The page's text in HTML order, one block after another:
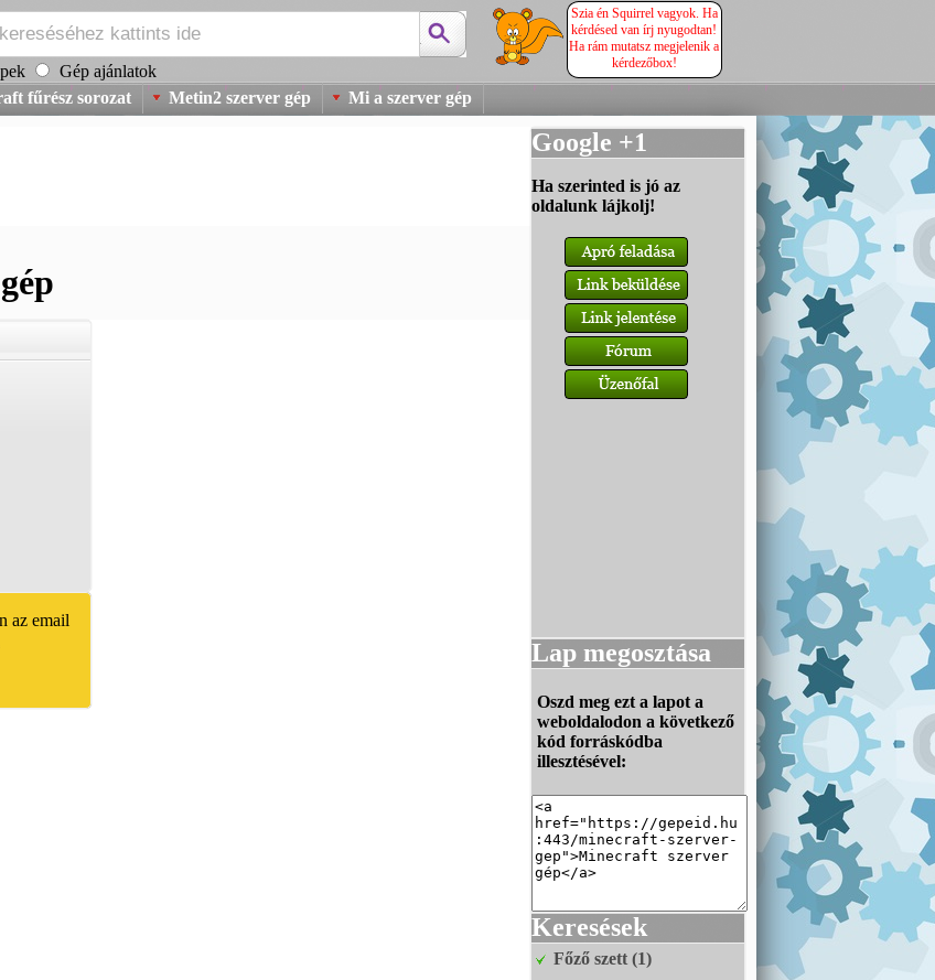
Gép ajánlatok
Szia én Squirrel vagyok. Ha
kérdésed van írj nyugodtan!
Ha rám mutatsz megjelenik a
kérdezőbox!
fűrész sorozat Metin2 szerver gép Mi a szerver gép
az email
Google +1
Ha szerinted is jó az
oldalunk lájkolj!
Lap megosztása
Oszd meg ezt a lapot a
weboldalodon a következő
kód forráskódba
illesztésével:
Keresések
Főző szett (1)